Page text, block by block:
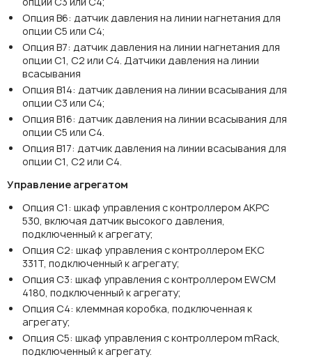
Опция B6: датчик давления на линии нагнетания для
опции C5 или C4;
Опция B7: датчик давления на линии нагнетания для
опции C1, C2 или C4. Датчики давления на линии
всасывания
Опция B14: датчик давления на линии всасывания для
опции C3 или C4;
Опция B16: датчик давления на линии всасывания для
опции C5 или C4.
Опция B17: датчик давления на линии всасывания для
опции C1, C2 или C4.
Управление агрегатом
Опция C1: шкаф управления с контроллером AKPC
530, включая датчик высокого давления,
подключенный к агрегату;
Опция C2: шкаф управления с контроллером EKC
331T, подключенный к агрегату;
Опция С3: шкаф управления с контроллером EWCM
4180, подключенный к агрегату;
Опция С4: клеммная коробка, подключенная к
агрегату;
Опция C5: шкаф управления с контроллером mRack,
подключенный к агрегату.